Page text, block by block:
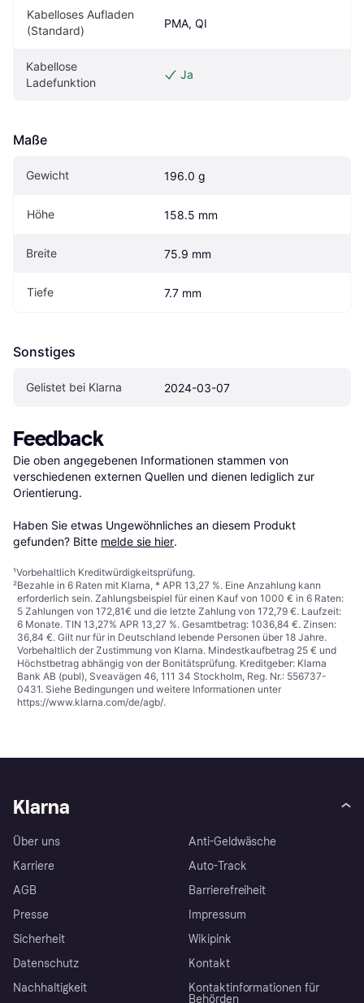
Kabelloses Aufladen
(Standard)
PMA, QI
Kabellose
Ladefunktion
Ja
Maße
Gewicht 196.0 g
Höhe 158.5 mm
Breite 75.9 mm
Tiefe 7.7 mm
Sonstiges
Gelistet bei Klarna 2024-03-07
Feedback
Die oben angegebenen Informationen stammen von
verschiedenen externen Quellen und dienen lediglich zur
Orientierung.
Haben Sie etwas Ungewöhnliches an diesem Produkt
gefunden? Bitte melde sie hier.
¹Vorbehaltlich Kreditwürdigkeitsprüfung.
²Bezahle in 6 Raten mit Klarna, * APR 13,27 %. Eine Anzahlung kann
erforderlich sein. Zahlungsbeispiel für einen Kauf von 1000 € in 6 Raten:
5 Zahlungen von 172,81€ und die letzte Zahlung von 172,79 €. Laufzeit:
6 Monate. TIN 13,27% APR 13,27 %. Gesamtbetrag: 1036,84 €. Zinsen:
36,84 €. Gilt nur für in Deutschland lebende Personen über 18 Jahre.
Vorbehaltlich der Zustimmung von Klarna. Mindestkaufbetrag 25 € und
Höchstbetrag abhängig von der Bonitätsprüfung. Kreditgeber: Klarna
Bank AB (publ), Sveavägen 46, 111 34 Stockholm, Reg. Nr.: 556737-
0431. Siehe Bedingungen und weitere Informationen unter
https://www.klarna.com/de/agb/.
Klarna
Über uns
Karriere
AGB
Presse
Sicherheit
Datenschutz
Nachhaltigkeit
Anti-Geldwäsche
Auto-Track
Barrierefreiheit
Impressum
Wikipink
Kontakt
Kontaktinformationen für
Behörden